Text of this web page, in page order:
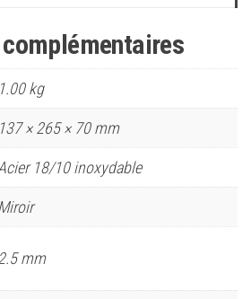
1.00 kg
137 × 265 × 70 mm
18/10 inoxydable
Miroir
2.5 mm